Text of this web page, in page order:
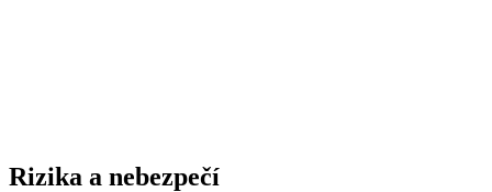
Rizika a nebezpečí